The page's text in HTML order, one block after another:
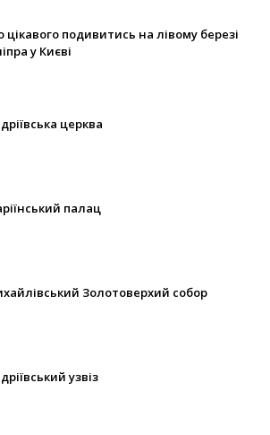
цікавого подивитись на лівому березі
у Києві
церква
палац
Золотоверхий собор
узвіз